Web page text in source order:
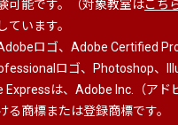
可能です。（対象教室はこち
ています。
ロゴ、Adobe Certified
ロゴ、Photoshop、
Expressは、Adobe Inc.（アド
る商標または登録商標です。